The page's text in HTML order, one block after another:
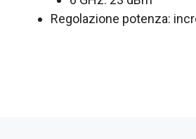
Regolazione potenza: